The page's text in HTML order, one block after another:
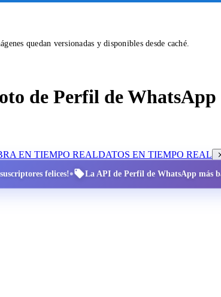
quedan versionadas y disponibles desde caché.
de Perfil de WhatsApp
EN TIEMPO REALDATOS EN TIEMPO REAL
felices!• La API de Perfil de WhatsApp más